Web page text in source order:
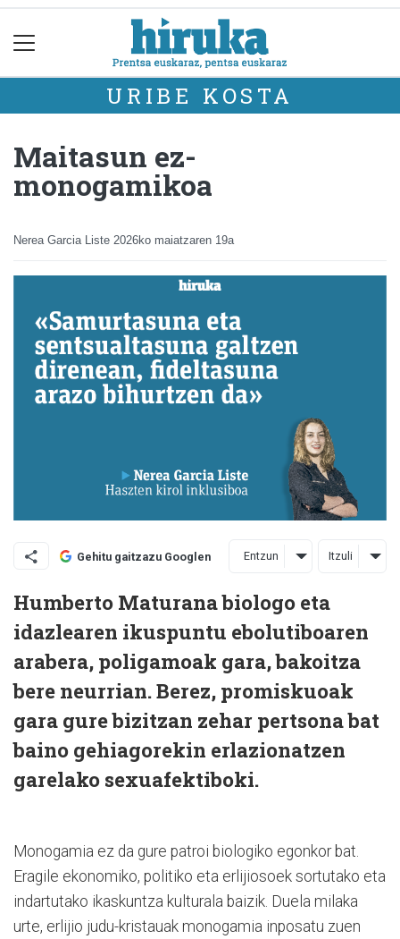
URIBE KOSTA
Maitasun ez-
monogamikoa
Nerea Garcia Liste 2026ko maiatzaren 19a
Gehitu gaitzazu Googlen Entzun Itzuli
Humberto Maturana biologo eta
idazlearen ikuspuntu ebolutiboaren
arabera, poligamoak gara, bakoitza
bere neurrian. Berez, promiskuoak
gara gure bizitzan zehar pertsona bat
baino gehiagorekin erlazionatzen
garelako sexuafektiboki.
Monogamia ez da gure patroi biologiko egonkor bat.
Eragile ekonomiko, politiko eta erlijiosoek sortutako eta
indartutako ikaskuntza kulturala baizik. Duela milaka
urte, erlijio judu-kristauak monogamia inposatu zuen